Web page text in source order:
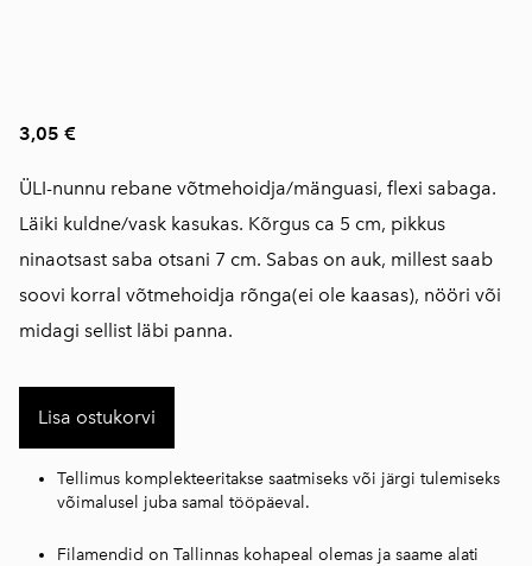
3,05 €
ÜLI-nunnu rebane võtmehoidja/mänguasi, flexi sabaga.
Läiki kuldne/vask kasukas. Kõrgus ca 5 cm, pikkus
ninaotsast saba otsani 7 cm. Sabas on auk, millest saab
soovi korral võtmehoidja rõnga(ei ole kaasas), nööri või
midagi sellist läbi panna.
Lisa ostukorvi
Tellimus komplekteeritakse saatmiseks või järgi tulemiseks
võimalusel juba samal tööpäeval.
Filamendid on Tallinnas kohapeal olemas ja saame alati